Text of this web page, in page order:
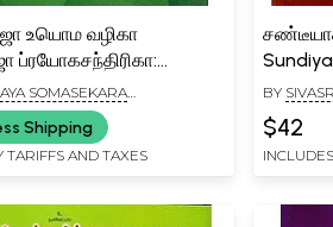
உயொம வழிகா
ப்ரயோகசந்திரிகா:
Pathaka
Pooja Prayogasandrika
SOMASEKARA
Shipping
TARIFFS AND TAXES
BY
$42